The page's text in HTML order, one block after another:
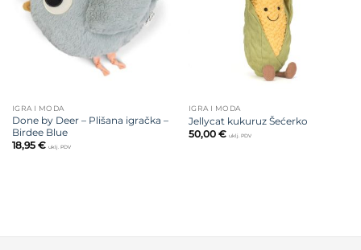
IGRA I MODA
Done by Deer – Plišana igračka –
Birdee Blue
18,95 € uklj. PDV
IGRA I MODA
Jellycat kukuruz Šećerko
50,00 € uklj. PDV